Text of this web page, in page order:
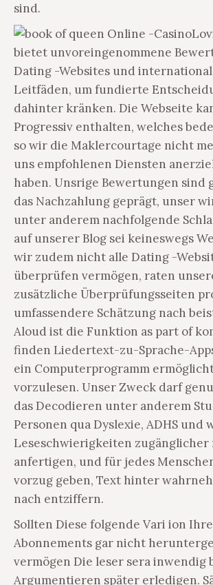
sind.
bietet unvoreingenommene
Dating -Websites und
Leitfäden, um fundierte
dahinter kränken. Die Webseite
Progressiv enthalten, welches
so wir die Maklercourtage nicht
uns empfohlenen Diensten
haben. Unsrige Bewertungen sind
das Nachzahlung geprägt, unser
unter anderem nachfolgende
auf unserer Blog sei keineswegs
wir zudem nicht alle Dating -
überprüfen vermögen, raten
zusätzliche Überprüfungsseiten
umfassendere Schätzung nach
Aloud ist die Funktion as part of
finden Liedertext-zu-Sprache-
ein Computerprogramm
vorzulesen. Unser Zweck darf
das Decodieren unter anderem
Personen qua Dyslexie, ADHS und
Leseschwierigkeiten zugänglicher
anfertigen, und für jedes
vorzug geben, Text hinter
nach entziffern.
Sollten Diese folgende Vari ion
Abonnements gar nicht
vermögen Die leser sera inwendig
Argumentieren später erledigen.